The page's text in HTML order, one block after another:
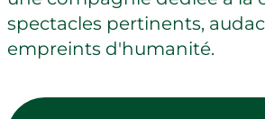
spectacles pertinents,
empreints d'humanité.